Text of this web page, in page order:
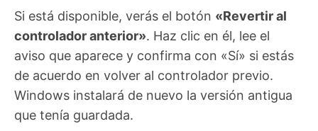
Si está disponible, verás el botón «Revertir al
controlador anterior». Haz clic en él, lee el
aviso que aparece y confirma con «Sí» si estás
de acuerdo en volver al controlador previo.
Windows instalará de nuevo la versión antigua
que tenía guardada.